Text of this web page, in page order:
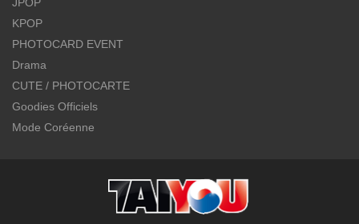
KPOP
PHOTOCARD EVENT
Drama
CUTE / PHOTOCARTE
Goodies Officiels
Mode Coréenne